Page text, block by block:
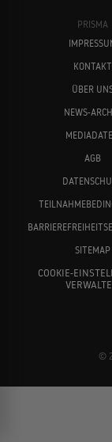
PRISMA
KONTAKT
ÜBER
NEWS-
AGB
SITEMAP
COOKIE-
©